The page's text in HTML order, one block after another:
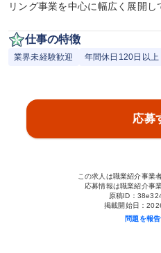
リング事業を中心に幅広く展開し
仕事の特徴
業界未経験歓迎 年間休日120日以上
応募
この求人は職業紹介事業
応募情報は職業紹介事
原稿ID：
掲載開始日：
問題を報告